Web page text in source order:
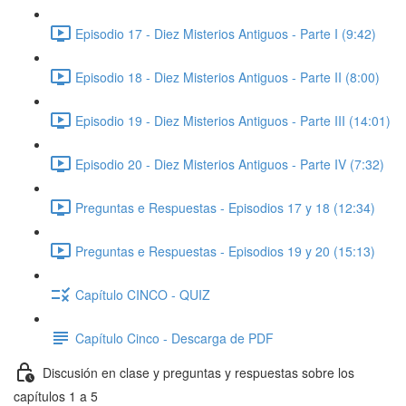
Episodio 17 - Diez Misterios Antiguos - Parte I (9:42)
Episodio 18 - Diez Misterios Antiguos - Parte II (8:00)
Episodio 19 - Diez Misterios Antiguos - Parte III (14:01)
Episodio 20 - Diez Misterios Antiguos - Parte IV (7:32)
Preguntas e Respuestas - Episodios 17 y 18 (12:34)
Preguntas e Respuestas - Episodios 19 y 20 (15:13)
Capítulo CINCO - QUIZ
Capítulo Cinco - Descarga de PDF
Discusión en clase y preguntas y respuestas sobre los
capítulos 1 a 5